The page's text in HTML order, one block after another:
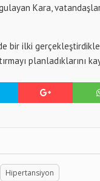
Kara,
bir ilki
planladıklarını
Hipertansiyon